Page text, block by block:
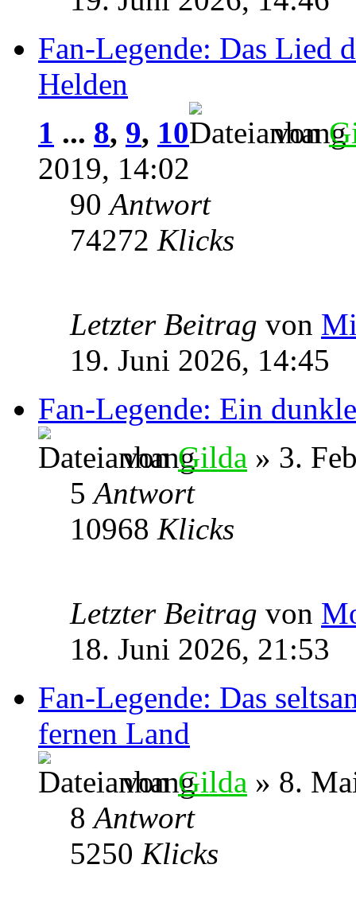
Fan-Legende: Das Lied
Helden
1 ... 8, 9, 10 von
2019, 14:02
90Antwort
74272 Klicks
Letzter Beitrag von
19. Juni 2026, 14:45
Fan-Legende: Ein
vonGilda » 3.
5Antwort
10968 Klicks
Letzter Beitrag von
18. Juni 2026, 21:53
Fan-Legende: Das
fernen Land
vonGilda » 8.
8Antwort
5250 Klicks